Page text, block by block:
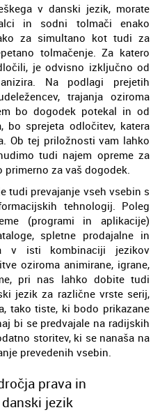
v danski jezik, morate
in sodni tolmači enako
za simultano kot tudi za
tolmačenje. Za katero
je odvisno izključno od
Na podlagi prejetih
trajanja oziroma
bo dogodek potekal in od
bo sprejeta odločitev, katera
Ob tej priložnosti vam lahko
tudi najem opreme za
za vaš dogodek.
tudi prevajanje vseh vsebin s
tehnologij. Poleg
(programi in aplikacije)
spletne prodajalne in
v isti kombinaciji jezikov
oziroma animirane, igrane,
pri nas lahko dobite tudi
jezik za različne vrste serij,
tako tiste, ki bodo prikazane
bi se predvajale na radijskih
storitev, ki se nanaša na
prevedenih vsebin.
prava in
jezik